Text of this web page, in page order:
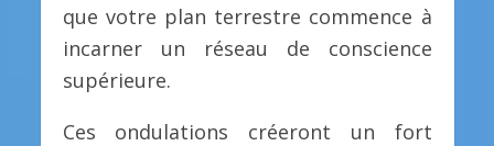
que votre plan terrestre commence à
incarner un réseau de conscience
supérieure.
Ces ondulations créeront un fort